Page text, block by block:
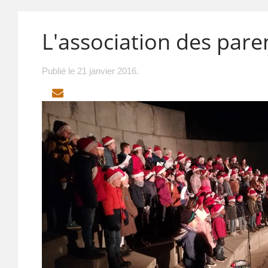
L'association des
Publié le 21 janvier 2016.
EMAIL